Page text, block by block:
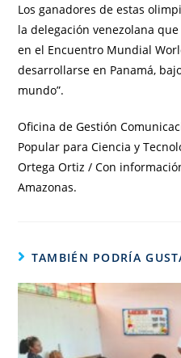
Los ganadores de estas
la delegación venezolana
en el Encuentro Mundial
desarrollarse en Panamá,
mundo”.
Oficina de Gestión
Popular para Ciencia y
Ortega Ortiz / Con
Amazonas.
TAMBIÉN PODRÍA